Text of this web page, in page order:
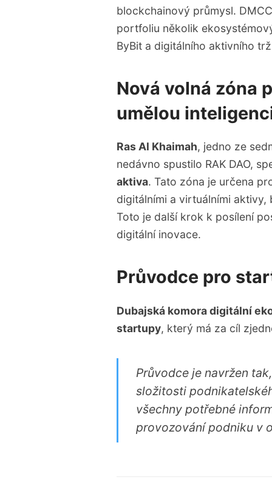
blockchainový průmysl.
portfoliu několik
ByBit a digitálního aktivního
Nová volná zóna
umělou
Ras Al Khaimah, jedno ze
nedávno spustilo RAK DAO,
aktiva. Tato zóna je určena
digitálními a virtuálními aktivy,
Toto je další krok k posílení
digitální inovace.
Průvodce pro
Dubajská komora digitální
startupy, který má za cíl
Průvodce je navržen
složitosti
všechny potřebné
provozování podniku v